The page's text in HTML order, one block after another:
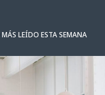
LEÍDO ESTA SEMANA